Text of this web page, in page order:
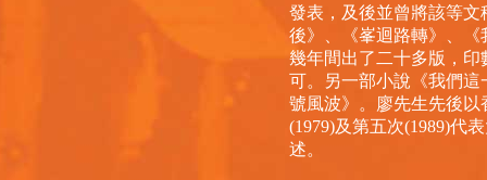
發表，及後並曾將該等
後》、《峯迴路轉》、
幾年間出了二十多版，
可。另一部小說《我們
號風波》。廖先生先後
(1979)及第五次(1989)代
述。